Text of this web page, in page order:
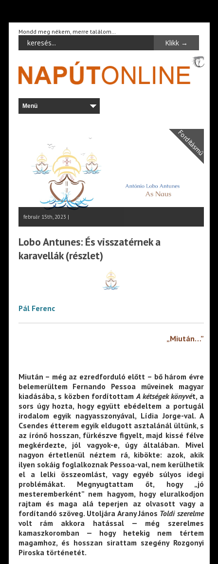
Mondd meg nékem, merre találom…
Fordításmű
február 15th, 2023 |
Lobo Antunes: És visszatérnek a
karavellák (részlet)
Pál Ferenc
„Miután…”
Miután – még az ezredforduló előtt – bő három évre
belemerültem Fernando Pessoa műveinek magyar
kiadásába, s közben fordítottam A kétségek könyvét, a
sors úgy hozta, hogy együtt ebédeltem a portugál
irodalom egyik nagyasszonyával, Lídia Jorge-val. A
Csendes étterem egyik eldugott asztalánál ültünk, s
az írónő hosszan, fürkészve figyelt, majd kissé félve
megkérdezte, jól vagyok-e, úgy általában. Mivel
nagyon értetlenül néztem rá, kibökte: azok, akik
ilyen sokáig foglalkoznak Pessoa-val, nem kerülhetik
el a lelki összeomlást, vagy egyéb súlyos idegi
problémákat. Megnyugtattam őt, hogy „jó
mesteremberként” nem hagyom, hogy eluralkodjon
rajtam és maga alá teperjen az olvasott vagy a
fordítandó szöveg. Utoljára Arany János Toldi szerelme
volt rám akkora hatással — még szerelmes
kamaszkoromban — hogy hetekig nem tértem
magamhoz, és hosszan sirattam szegény Rozgonyi
Piroska történetét.